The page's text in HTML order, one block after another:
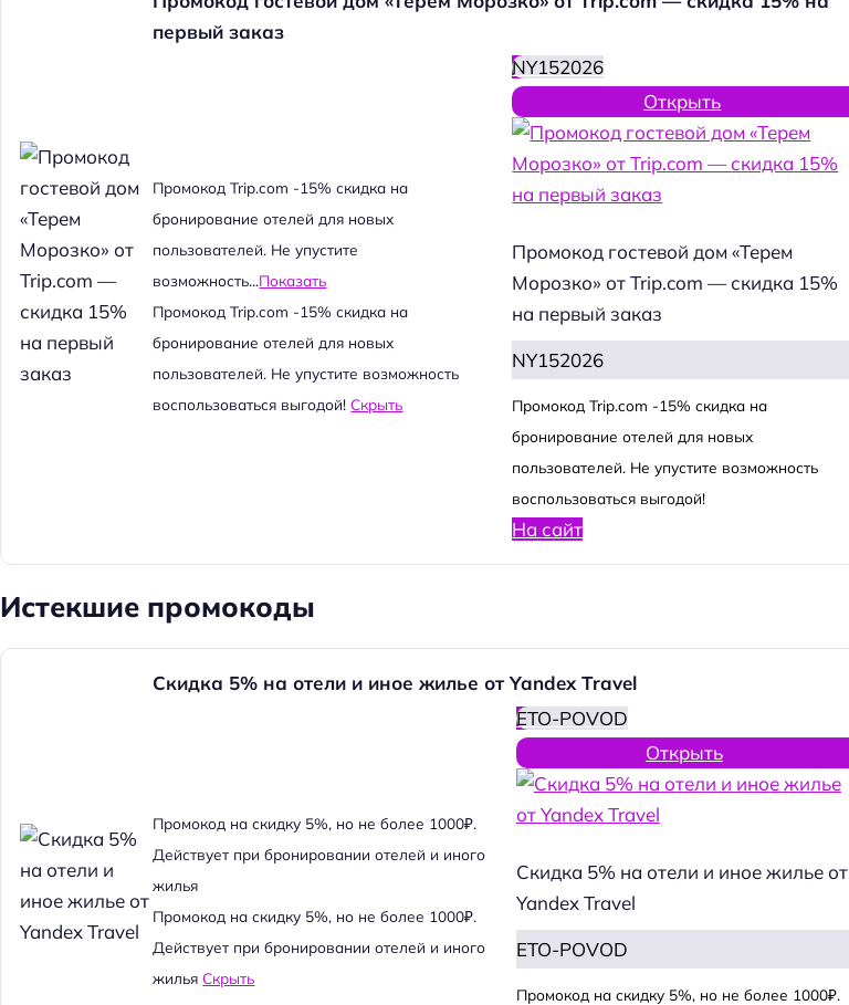
первый заказ
Промокод Trip.com -15% скидка на
бронирование отелей для новых
пользователей. Не упустите
возможность...Показать
Промокод Trip.com -15% скидка на
бронирование отелей для новых
пользователей. Не упустите возможность
воспользоваться выгодой!Скрыть
NY152026
Открыть
Промокод гостевой дом «Терем
Морозко» от Trip.com — скидка 15%
на первый заказ
NY152026
Промокод Trip.com -15% скидка на
бронирование отелей для новых
пользователей. Не упустите возможность
воспользоваться выгодой!
На сайт
Истекшие промокоды
Скидка 5% на отели и иное жилье от Yandex Travel
Промокод на скидку 5%, но не более 1000₽.
Действует при бронировании отелей и иного
жилья
Промокод на скидку 5%, но не более 1000₽.
Действует при бронировании отелей и иного
жильяСкрыть
ETO-POVOD
Открыть
Скидка 5% на отели и иное жилье от
Yandex Travel
ETO-POVOD
Промокод на скидку 5%, но не более 1000₽.